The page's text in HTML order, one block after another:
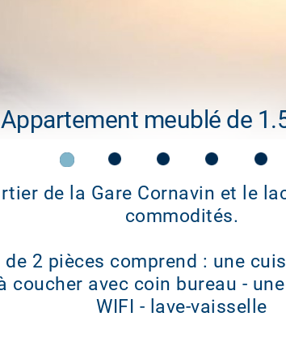
Appartement meublé de
de la Gare Cornavin et le
commodités.
2 pièces comprend : une
coucher avec coin bureau -
WIFI - lave-vaisselle